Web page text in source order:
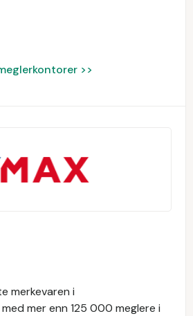
>>
merkevaren i
mer enn 125 000 meglere i